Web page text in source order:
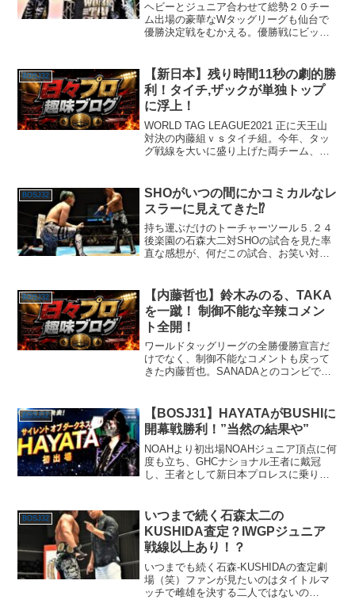
ヘビーとジュニア合わせて総勢２０チー
ム出場の豪華なWタッグリーグも仙台で
優勝決定戦をむかえる。優勝戦にビッグ
BOSJ32
【新日本】残り時間11秒の劇的勝
利！タイチ,ザックが単独トップ
に浮上！
WORLD TAG LEAGUE2021 正に天王山
対決の内藤組ｖｓタイチ組。今年、タッ
グ戦線を大いに盛り上げた両チーム、軍
BOSJ32
SHOがいつの間にかコミカルなレ
スラーに見えてきた⁉︎
持ち運ぶだけのトーチャーツール５.２４
後楽園の石森大二対SHOの試合を見た率
直な感想が、何だこの試合、お笑い対決
SHOのエセ リック・フレアーのようなジ
ェスチャー（笑）...
BOSJ32
【内藤哲也】鈴木みのる、TAKA
を一蹴！ 制御不能な辛辣コメン
ト全開！
ワールドタッグリーグの全勝優勝宣言だ
けでなく、制御不能なコメントも戻って
きた内藤哲也。SANADAとのコンビで更
BOSJ32
【BOSJ31】HAYATAがBUSHIに
開幕戦勝利！”当然の結果や”
NOAHより初出場NOAHジュニア頂点に何
度も立ち、GHCナショナル王者に戴冠
し、王者として新日本プロレスに乗り込
ンゴベルナブレス・デ・ハポン ジュニア
の重鎮 ...
BOSJ32
いつまで続く石森太二の
KUSHIDA査定？IWGPジュニア
戦線以上あり！？
いつまでも続く石森‐KUSHIDAの査定劇
場（笑）ファンが見たいのはタイトルマ
ッチで雌雄を決する二人ではないの